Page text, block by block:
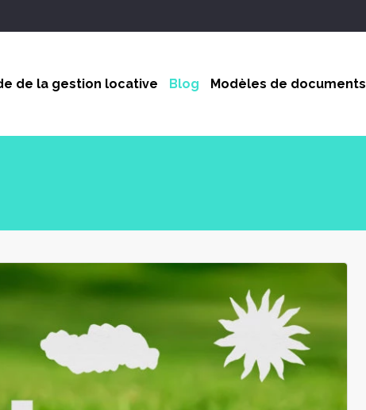
de la gestion locative Blog Modèles de documents